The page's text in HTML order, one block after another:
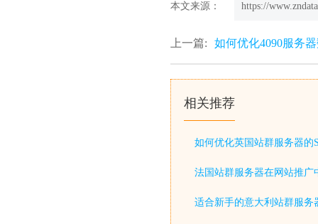
本文来源： https://
上一篇: 如何优化4090服务
相关推荐
如何优化英国站群服务器的
法国站群服务器在网站推广
适合新手的意大利站群服务